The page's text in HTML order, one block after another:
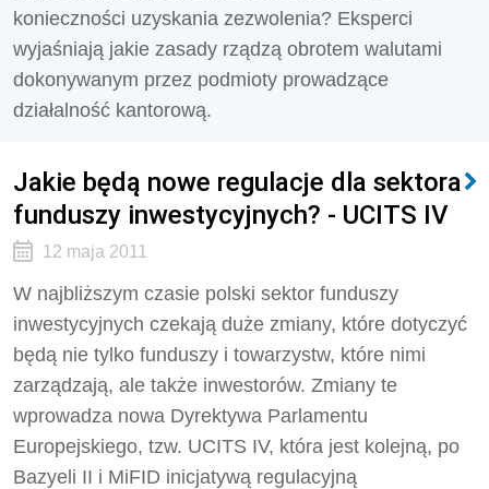
konieczności uzyskania zezwolenia? Eksperci
wyjaśniają jakie zasady rządzą obrotem walutami
dokonywanym przez podmioty prowadzące
działalność kantorową.
Jakie będą nowe regulacje dla sektora
funduszy inwestycyjnych? - UCITS IV
12 maja 2011
W najbliższym czasie polski sektor funduszy
inwestycyjnych czekają duże zmiany, które dotyczyć
będą nie tylko funduszy i towarzystw, które nimi
zarządzają, ale także inwestorów. Zmiany te
wprowadza nowa Dyrektywa Parlamentu
Europejskiego, tzw. UCITS IV, która jest kolejną, po
Bazyeli II i MiFID inicjatywą regulacyjną